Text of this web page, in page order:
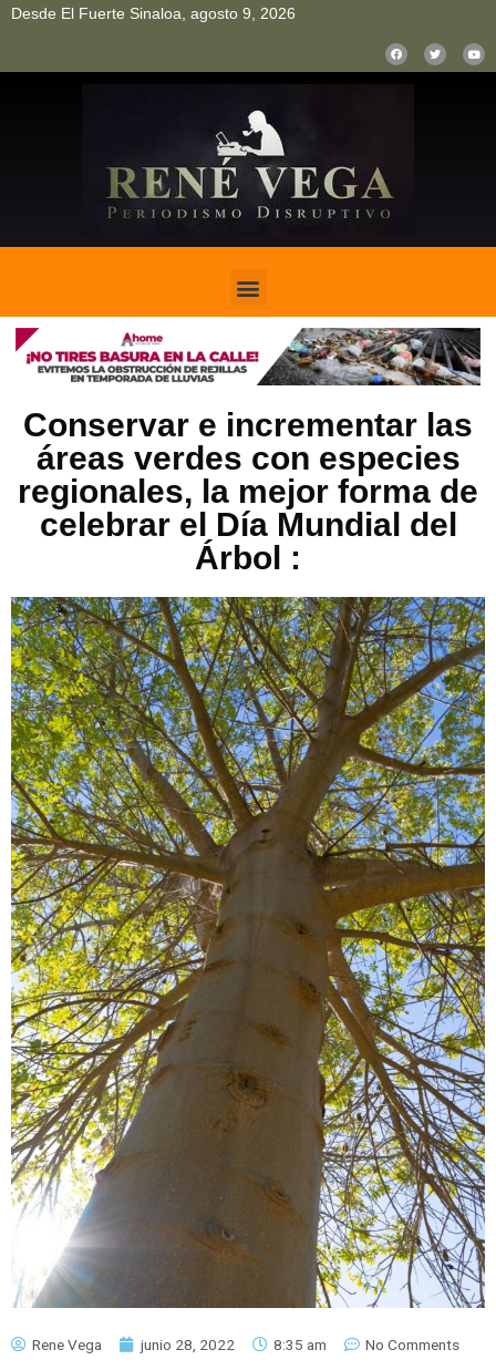
Desde El Fuerte Sinaloa, agosto 9, 2026
Conservar e incrementar las
áreas verdes con especies
regionales, la mejor forma de
celebrar el Día Mundial del
Árbol :
Rene Vega junio 28, 2022 8:35 am No Comments